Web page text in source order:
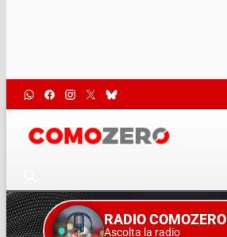
RADIO COMOZERO
Ascolta la radio